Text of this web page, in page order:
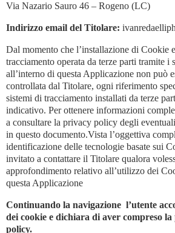
Via Nazario Sauro 46 – Rogeno (LC)
Indirizzo email del Titolare:
Dal momento che l’installazione di Cookie
tracciamento operata da terze parti tramite i
all’interno di questa Applicazione non può
controllata dal Titolare, ogni riferimento
sistemi di tracciamento installati da terze
indicativo. Per ottenere informazioni
a consultare la privacy policy degli
in questo documento.Vista l’oggettiva
identificazione delle tecnologie basate sui
invitato a contattare il Titolare qualora
approfondimento relativo all’utilizzo dei
questa Applicazione
Continuando la navigazione l’utente
dei cookie e dichiara di aver compreso la
policy.